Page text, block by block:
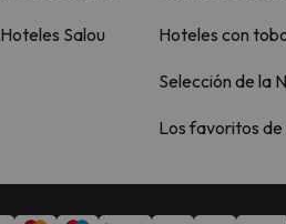
Hoteles Salou Hoteles con
Selección de la
Los favoritos